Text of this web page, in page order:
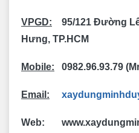
VPGD:
95/121 Đường
Hưng, TP.HCM
Mobile: 0982.96.93.79
Email:
Web: